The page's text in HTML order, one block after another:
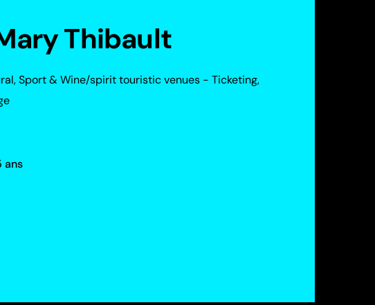
Thibault
Sport & Wine/spirit touristic venues - Ticketing,
ans